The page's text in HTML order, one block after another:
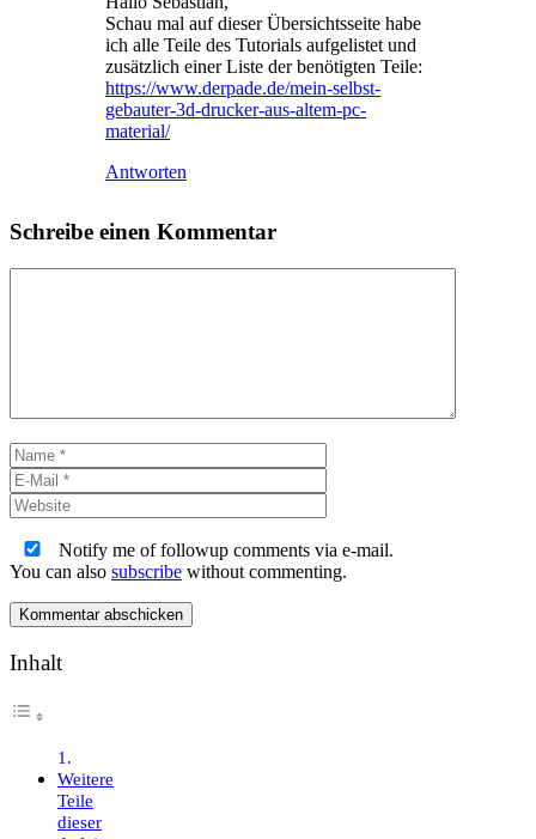
Schau mal auf dieser Übersichtsseite habe
ich alle Teile des Tutorials aufgelistet und
zusätzlich einer Liste der benötigten Teile:
https://www.derpade.de/mein-selbst-
gebauter-3d-drucker-aus-altem-pc-
material/
Antworten
Schreibe einen Kommentar
Name
Mail
Notify me of followup comments via e-mail.
You can also subscribe without commenting.
Inhalt
Weitere
Teile
dieser